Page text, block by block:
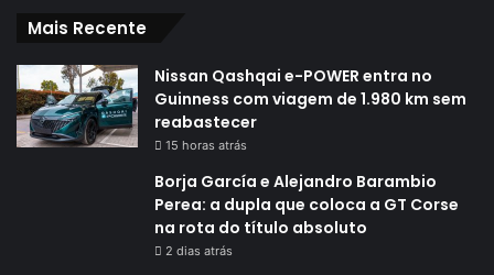
Mais Recente
Nissan Qashqai e-POWER entra no
Guinness com viagem de 1.980 km sem
reabastecer
15 horas atrás
Borja García e Alejandro Barambio
Perea: a dupla que coloca a GT Corse
na rota do título absoluto
2 dias atrás